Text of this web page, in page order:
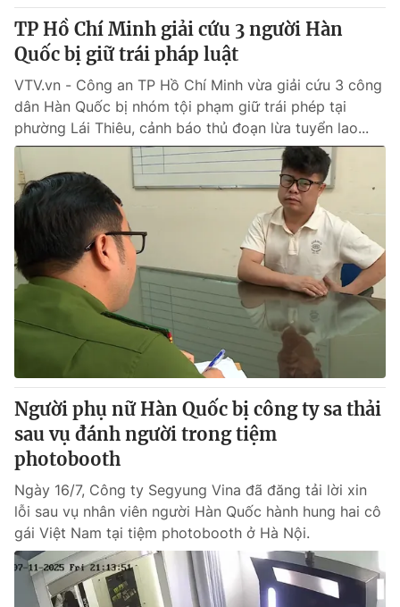
TP Hồ Chí Minh giải cứu 3 người Hàn
Quốc bị giữ trái pháp luật
VTV.vn - Công an TP Hồ Chí Minh vừa giải cứu 3 công
dân Hàn Quốc bị nhóm tội phạm giữ trái phép tại
phường Lái Thiêu, cảnh báo thủ đoạn lừa tuyển lao...
Người phụ nữ Hàn Quốc bị công ty sa thải
sau vụ đánh người trong tiệm
photobooth
Ngày 16/7, Công ty Segyung Vina đã đăng tải lời xin
lỗi sau vụ nhân viên người Hàn Quốc hành hung hai cô
gái Việt Nam tại tiệm photobooth ở Hà Nội.